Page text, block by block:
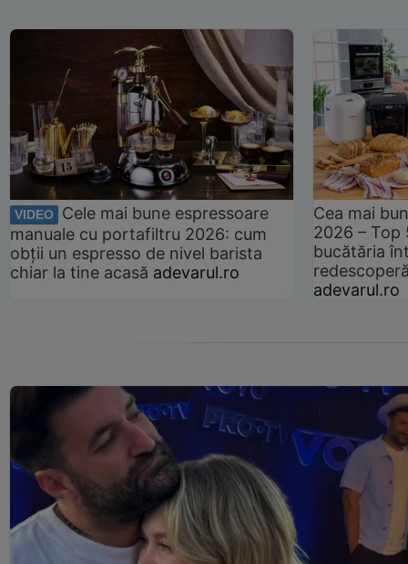
VIDEO
Cele mai bune espressoare
manuale cu portafiltru 2026: cum
obții un espresso de nivel barista
chiar la tine acasă adevarul.ro
Cea mai
2026 –
bucătăria
adevarul.ro